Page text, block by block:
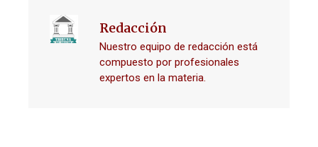
Redacción
Nuestro equipo de redacción está
compuesto por profesionales
expertos en la materia.